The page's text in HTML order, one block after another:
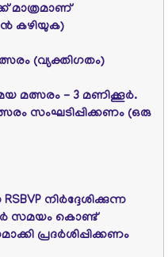
മാത്രമാണ്
കഴിയുക)
(വ്യക്തിഗതം)
മത്സരം - 3 മണിക്കൂര്‍.
സംഘടിപ്പിക്കണം (ഒരു
നിര്‍ദ്ദേശിക്കുന്ന
സമയം കൊണ്ട്‌
പ്രദര്‍ശിപ്പിക്കണം